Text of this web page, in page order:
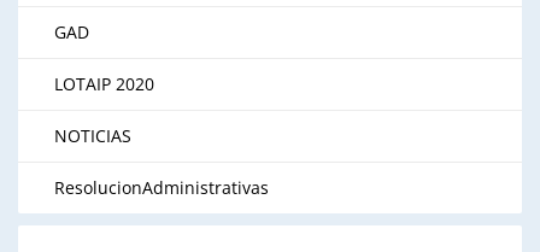
GAD
LOTAIP 2020
NOTICIAS
ResolucionAdministrativas